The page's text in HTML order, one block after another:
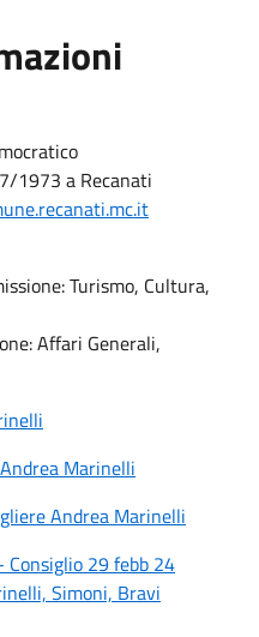
1973 a Recanati
Turismo, Cultura,
Affari Generali,
Marinelli
Andrea Marinelli
29 febb 24
Simoni, Bravi